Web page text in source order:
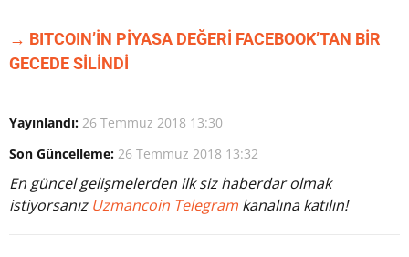
→ BITCOIN’İN PİYASA DEĞERİ FACEBOOK’TAN BİR
GECEDE SİLİNDİ
Yayınlandı: 26 Temmuz 2018 13:30
Son Güncelleme: 26 Temmuz 2018 13:32
En güncel gelişmelerden ilk siz haberdar olmak
istiyorsanız Uzmancoin Telegram kanalına katılın!